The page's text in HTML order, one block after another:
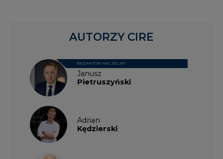
Janusz
Pietruszyński
REDAKTOR NACZELNY
Adrian
Kędzierski
AUTORZY CIRE